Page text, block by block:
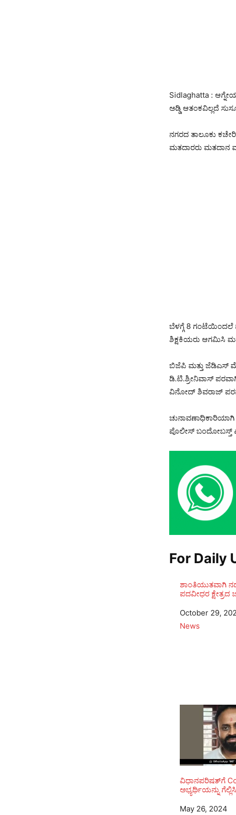
Sidlaghatta :
ಅಡ್ಡಿ ಆತಂಕವಿಲ್ಲದೆ
ನಗರದ ತಾಲೂಕು
ಮತದಾರರು ಮತದಾನ
ಬೆಳಗ್ಗೆ 8 ಗಂಟೆಯಿಂದಲೆ
ಶಿಕ್ಷಕಿಯರು ಆಗಮಿಸಿ
ಬಿಜೆಪಿ ಮತ್ತು ಜೆಡಿಎಸ್
ಡಿ.ಟಿ.ಶ್ರೀನಿವಾಸ್
ವಿನೋದ್ ಶಿವರಾಜ್
ಚುನಾವಣಾಧಿಕಾರಿಯಾಗಿ
ಪೊಲೀಸ್ ಬಂದೋಬಸ್ತ್
For Daily
ಶಾಂತಿಯುತವಾಗಿ
ಪದವೀಧರ ಕ್ಷೇತ್ರದ
Date
October 29,
In relation to
News
ವಿಧಾನಪರಿಷತ್‌ಗೆ
ಅಭ್ಯರ್ಥಿಯನ್ನು
Date
May 26, 2024